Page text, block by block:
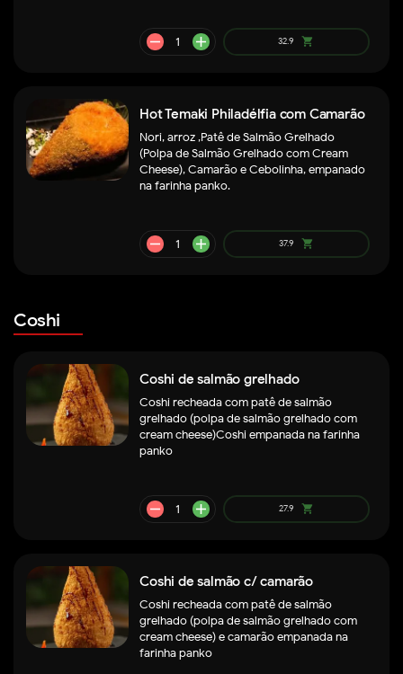
remove 51.9
Hot Temaki Philadélfia com Camarão
Nori, arroz ,Patê de Salmão Grelhado
(Polpa de Salmão Grelhado com Cream
Cheese), Camarão e Cebolinha, empanado
na farinha panko.
Coshi
Coshi de salmão grelhado
Coshi recheada com patê de salmão
grelhado (polpa de salmão grelhado com
cream cheese)Coshi empanada na farinha
panko
Coshi de salmão c/ camarão
Coshi recheada com patê de salmão
grelhado (polpa de salmão grelhado com
cream cheese) e camarão empanada na
farinha panko